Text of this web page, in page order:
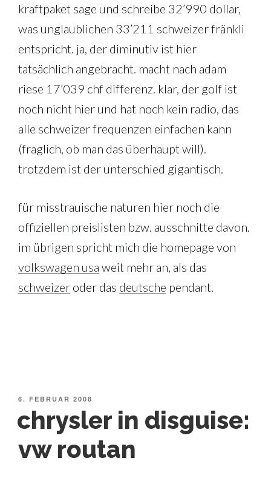
kraftpaket sage und schreibe 32’990 dollar,
was unglaublichen 33’211 schweizer fränkli
entspricht. ja, der diminutiv ist hier
tatsächlich angebracht. macht nach adam
riese 17’039 chf differenz. klar, der golf ist
noch nicht hier und hat noch kein radio, das
alle schweizer frequenzen einfachen kann
(fraglich, ob man das überhaupt will).
trotzdem ist der unterschied gigantisch.
für misstrauische naturen hier noch die
offiziellen preislisten bzw. ausschnitte davon.
im übrigen spricht mich die homepage von
volkswagen usa weit mehr an, als das
schweizer oder das deutsche pendant.
VERÖFFENTLICHT
6. FEBRUAR 2008
chrysler in disguise:
vw routan